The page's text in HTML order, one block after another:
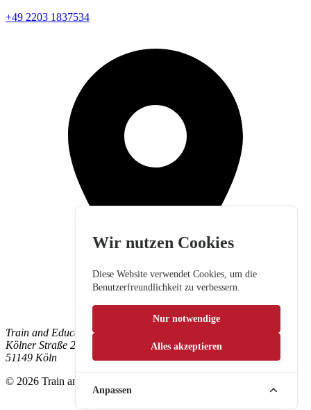
+49 2203 1837534
Train and Education GmbH
Kölner Straße 265
51149 Köln
© 2026 Train and Education GmbH. Alle Rechte vorbehalten.
Wir nutzen Cookies
Diese Website verwendet Cookies, um die
Benutzerfreundlichkeit zu verbessern.
Nur notwendige
Alles akzeptieren
Anpassen